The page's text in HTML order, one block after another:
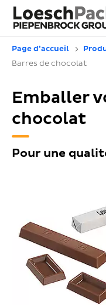
Page d’accueil
Barres de chocolat
Emballer
chocolat
Pour une